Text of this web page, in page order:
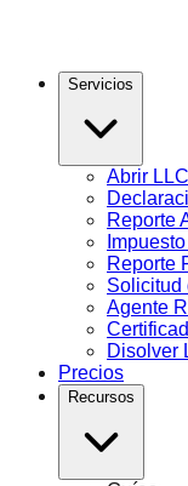
Servicios
Abrir LLC
Reporte
Reporte
Solicitud
Agente
Disolver
Precios
Recursos